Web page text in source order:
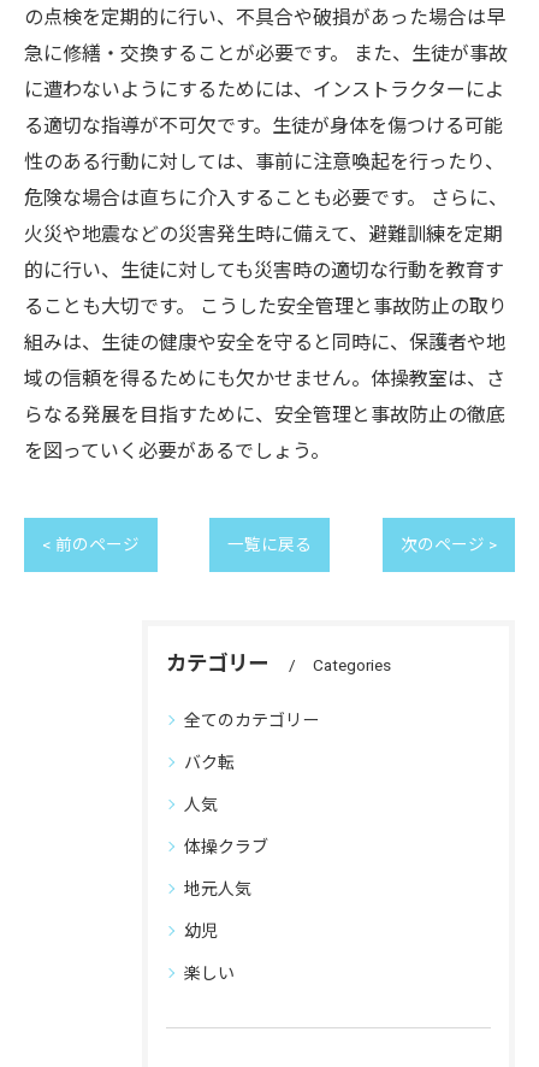
の点検を定期的に行い、不具合や破損があった場合は早
急に修繕・交換することが必要です。 また、生徒が事故
に遭わないようにするためには、インストラクターによ
る適切な指導が不可欠です。生徒が身体を傷つける可能
性のある行動に対しては、事前に注意喚起を行ったり、
危険な場合は直ちに介入することも必要です。 さらに、
火災や地震などの災害発生時に備えて、避難訓練を定期
的に行い、生徒に対しても災害時の適切な行動を教育す
ることも大切です。 こうした安全管理と事故防止の取り
組みは、生徒の健康や安全を守ると同時に、保護者や地
域の信頼を得るためにも欠かせません。体操教室は、さ
らなる発展を目指すために、安全管理と事故防止の徹底
を図っていく必要があるでしょう。
< 前のページ 一覧に戻る 次のページ >
カテゴリー Categories
全てのカテゴリー
バク転
人気
体操クラブ
地元人気
幼児
楽しい